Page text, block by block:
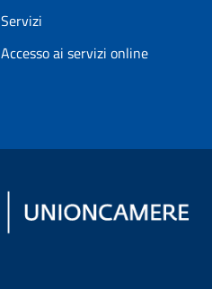
Servizi
Accesso ai servizi online